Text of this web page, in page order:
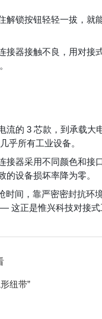
锁按钮轻轻一拔，
器接触不良，用对
的 3 芯款，到承载
乎所有工业设备。
接器采用不同颜色和
设备损坏率降为零。
时间，靠严密密封抗
这正是惟兴科技对接式
纽带”